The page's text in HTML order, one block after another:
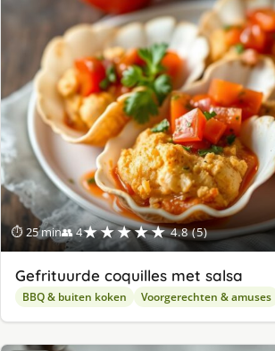
⏱ 25 min👥 4★★★★★ 4.8 (5)
Gefrituurde coquilles met salsa
BBQ & buiten koken Voorgerechten & amuses